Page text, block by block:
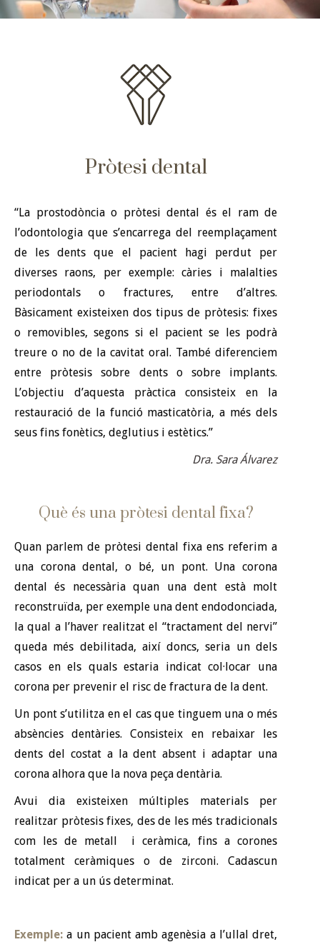
Pròtesi dental
“La prostodòncia o pròtesi dental és el ram de
l’odontologia que s’encarrega del reemplaçament
de les dents que el pacient hagi perdut per
diverses raons, per exemple: càries i malalties
periodontals o fractures, entre d’altres.
Bàsicament existeixen dos tipus de pròtesis: fixes
o removibles, segons si el pacient se les podrà
treure o no de la cavitat oral. També diferenciem
entre pròtesis sobre dents o sobre implants.
L’objectiu d’aquesta pràctica consisteix en la
restauració de la funció masticatòria, a més dels
seus fins fonètics, deglutius i estètics.”
Dra. Sara Álvarez
Què és una pròtesi dental fixa?
Quan parlem de pròtesi dental fixa ens referim a
una corona dental, o bé, un pont. Una corona
dental és necessària quan una dent està molt
reconstruïda, per exemple una dent endodonciada,
la qual a l’haver realitzat el “tractament del nervi”
queda més debilitada, així doncs, seria un dels
casos en els quals estaria indicat col·locar una
corona per prevenir el risc de fractura de la dent.
Un pont s’utilitza en el cas que tinguem una o més
absències dentàries. Consisteix en rebaixar les
dents del costat a la dent absent i adaptar una
corona alhora que la nova peça dentària.
Avui dia existeixen múltiples materials per
realitzar pròtesis fixes, des de les més tradicionals
com les de metall i ceràmica, fins a corones
totalment ceràmiques o de zirconi. Cadascun
indicat per a un ús determinat.
Exemple: a un pacient amb agenèsia a l’ullal dret,